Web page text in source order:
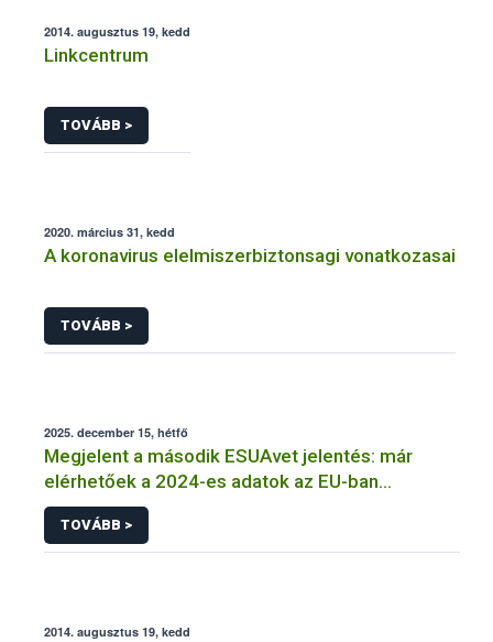
2014. augusztus 19, kedd
Linkcentrum
TOVÁBB >
2020. március 31, kedd
A koronavirus elelmiszerbiztonsagi vonatkozasai
TOVÁBB >
2025. december 15, hétfő
Megjelent a második ESUAvet jelentés: már
elérhetőek a 2024-es adatok az EU-ban
értékesített és felhasznált állatgyógyászati
antimikrobiális szerekről
TOVÁBB >
2014. augusztus 19, kedd